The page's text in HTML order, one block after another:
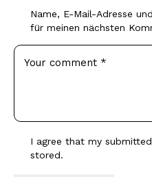
Name, E-Mail-Adresse
für meinen nächsten
I agree that my
stored.